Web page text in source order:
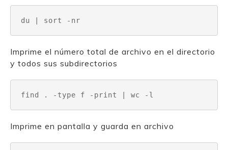
du | sort -nr
Imprime el número total de archivo en el directorio
y todos sus subdirectorios
find . -type f -print | wc -l
Imprime en pantalla y guarda en archivo